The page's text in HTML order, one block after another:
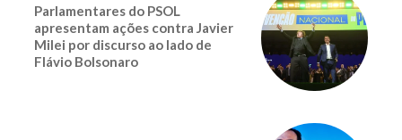
Parlamentares do PSOL
apresentam ações contra Javier
Milei por discurso ao lado de
Flávio Bolsonaro